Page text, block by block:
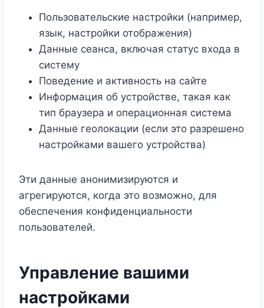
Пользовательские настройки (например,
язык, настройки отображения)
Данные сеанса, включая статус входа в
систему
Поведение и активность на сайте
Информация об устройстве, такая как
тип браузера и операционная система
Данные геолокации (если это разрешено
настройками вашего устройства)
Эти данные анонимизируются и
агрегируются, когда это возможно, для
обеспечения конфиденциальности
пользователей.
Управление вашими
настройками